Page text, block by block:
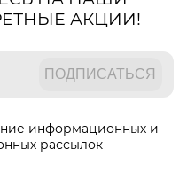
АКЦИИ!
информационных и
рассылок